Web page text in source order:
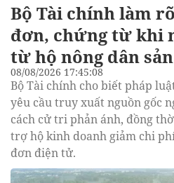
Bộ Tài chính làm
đơn, chứng từ khi
từ hộ nông dân
08/08/2026 17:45:08
Bộ Tài chính cho biết pháp
yêu cầu truy xuất nguồn gốc
cách cử tri phản ánh, đồng
trợ hộ kinh doanh giảm chi
đơn điện tử.